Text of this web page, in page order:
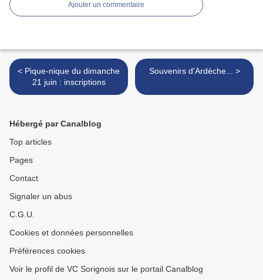
Ajouter un commentaire
< Pique-nique du dimanche
21 juin : inscriptions
Souvenirs d'Ardèche... >
Hébergé par Canalblog
Top articles
Pages
Contact
Signaler un abus
C.G.U.
Cookies et données personnelles
Préférences cookies
Voir le profil de VC Sorignois sur le portail Canalblog